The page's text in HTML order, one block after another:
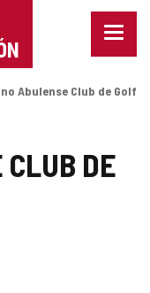
Menu
Abulense Club de Golf
DE